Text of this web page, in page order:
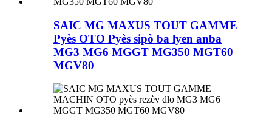
SAIC MG MAXUS TOUT GAMME
Pyès OTO Pyès sipò ba lyen anba
MG3 MG6 MGGT MG350 MGT60
MGV80